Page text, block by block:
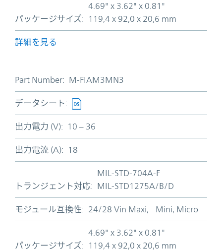
パッケージサイズ:
4.69" x 3.62" x 0.81"
119,4 x 92,0 x 20,6 mm
詳細を見る
Part Number: M-FIAM3MN3
データシート:
出力電力 (V): 10 – 36
出力電流 (A): 18
トランジェント対応:
MIL-STD-704A-F
MIL-STD1275A/B/D
モジュール互換性: 24/28 Vin Maxi, Mini, Micro
パッケージサイズ:
4.69" x 3.62" x 0.81"
119,4 x 92,0 x 20,6 mm